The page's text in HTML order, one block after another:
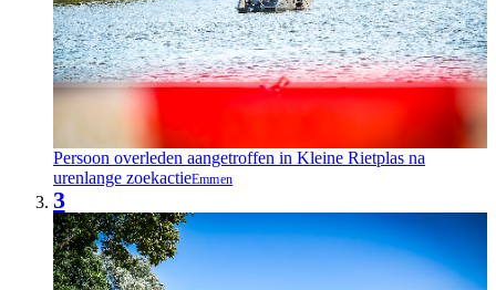
Persoon overleden aangetroffen in Kleine Rietplas na
urenlange zoekactieEmmen
3